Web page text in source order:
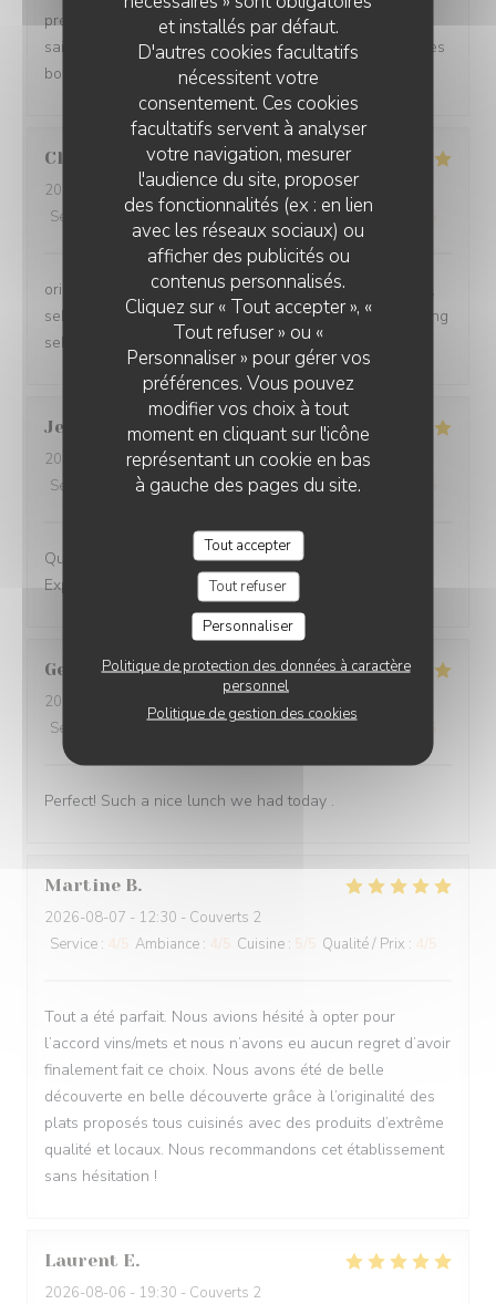
et installés par défaut.
D'autres cookies facultatifs
nécessitent votre
consentement. Ces cookies
facultatifs servent à analyser
votre navigation, mesurer
l'audience du site, proposer
des fonctionnalités (ex : en lien
avec les réseaux sociaux) ou
afficher des publicités ou
contenus personnalisés.
Cliquez sur « Tout accepter », «
Tout refuser » ou «
Personnaliser » pour gérer vos
préférences. Vous pouvez
modifier vos choix à tout
moment en cliquant sur l'icône
représentant un cookie en bas
à gauche des pages du site.
Tout accepter
Tout refuser
Personnaliser
Politique de protection des données à caractère
personnel
Politique de gestion des cookies
présentation dans les assiettes, des produits frais de
saison, des goûts très subtils, tout est parfait pour un très
bon rapport qualité/prix.
Clemens
2026-08-07
- 20:30 - Couverts 2
Service
/5 Ambiance: 5 /5 Cuisine :5/5 Qualité / Prix
originell, sehr feine Kulinarik, optisch sehr ansprechend,
sehr netter und zuvorkommender Sercvice, Preis-Leistung
sehr gut
Jean
2026-08-07 - 20:00 - Couverts 2
Service
Ambiance: 5/5 Cuisine:5 /5 Qualité / Prix
Qualité des plats Accueil chaleureux du personnel
Explications de chaque plat et vin
Gertrude V
2026-08-07
Service
Ambiance /5
Perfect! Such a nice lunch we had today .
Martine B
2026-08-07 - 12:30 - Couverts 2
Service : Ambiance : Cuisine : Qualité / Prix :
Tout a été parfait. Nous avions hésité à opter pour
l’accord vins/mets et nous n’avons eu aucun regret d’avoir
finalement fait ce choix. Nous avons été de belle
découverte en belle découverte grâce à l’originalité des
plats proposés tous cuisinés avec des produits d’extrême
qualité et locaux. Nous recommandons cet établissement
sans hésitation !
Laurent E
2026-08-06 - 19:30 - Couverts 2